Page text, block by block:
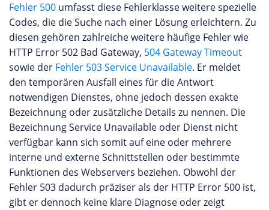
Fehler 500 umfasst diese Fehlerklasse weitere spezielle
Codes, die die Suche nach einer Lösung erleichtern. Zu
diesen gehören zahlreiche weitere häufige Fehler wie
HTTP Error 502 Bad Gateway, 504 Gateway Timeout
sowie der Fehler 503 Service Unavailable. Er meldet
den temporären Ausfall eines für die Antwort
notwendigen Dienstes, ohne jedoch dessen exakte
Bezeichnung oder zusätzliche Details zu nennen. Die
Bezeichnung Service Unavailable oder Dienst nicht
verfügbar kann sich somit auf eine oder mehrere
interne und externe Schnittstellen oder bestimmte
Funktionen des Webservers beziehen. Obwohl der
Fehler 503 dadurch präziser als der HTTP Error 500 ist,
gibt er dennoch keine klare Diagnose oder zeigt